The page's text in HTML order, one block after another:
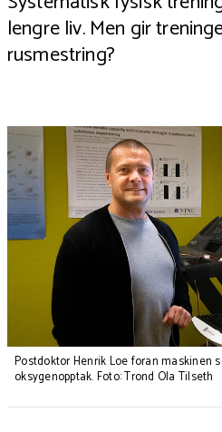
lengre liv. Men gir
rusmestring?
Postdoktor Henrik Loe foran maskinen
oksygenopptak. Foto: Trond Ola Tilseth